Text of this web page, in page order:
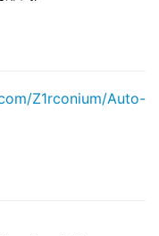
Z1rconium/Auto-